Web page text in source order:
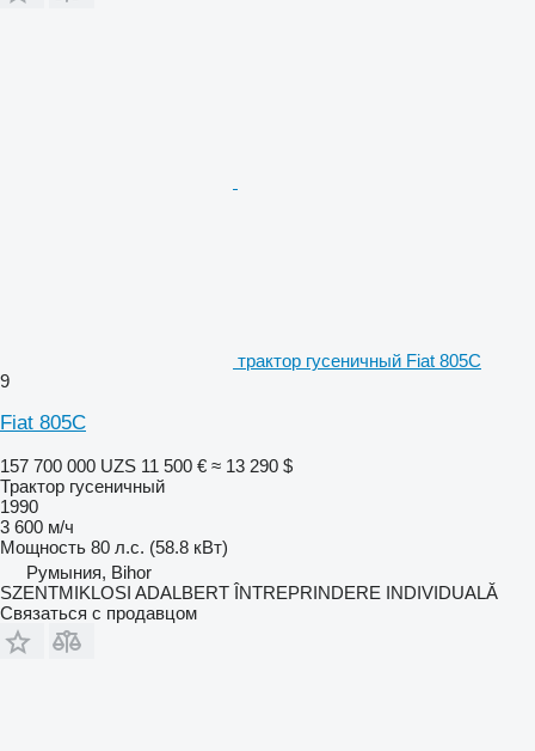
трактор гусеничный Fiat 805C
9
Fiat 805C
157 700 000 UZS 11 500 € ≈ 13 290 $
Трактор гусеничный
1990
3 600 м/ч
Мощность 80 л.с. (58.8 кВт)
Румыния, Bihor
SZENTMIKLOSI ADALBERT ÎNTREPRINDERE INDIVIDUALĂ
Связаться с продавцом